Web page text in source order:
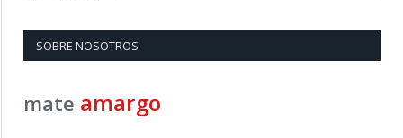
SOBRE NOSOTROS
mate amargo